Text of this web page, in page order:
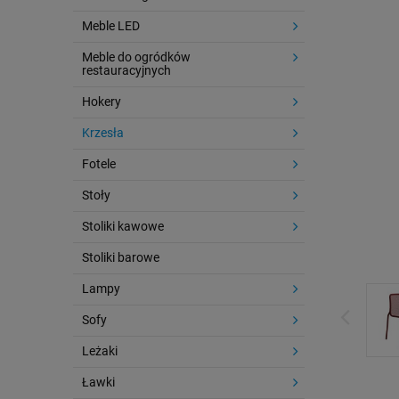
Meble LED
Meble do ogródków
restauracyjnych
Hokery
Krzesła
Fotele
Stoły
Stoliki kawowe
Stoliki barowe
Lampy
Sofy
Leżaki
Ławki